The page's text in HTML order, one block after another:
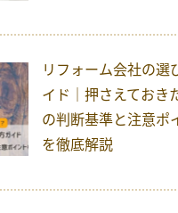
リフォーム会社の選
イド｜押さえておき
の判断基準と注意ポ
を徹底解説